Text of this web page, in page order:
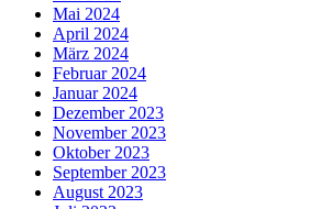
Mai 2024
April 2024
März 2024
Februar 2024
Januar 2024
Dezember 2023
November 2023
Oktober 2023
September 2023
August 2023